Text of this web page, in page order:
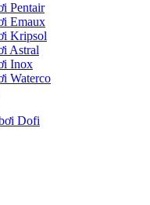
Pentair
Emaux
Kripsol
Astral
Inox
Waterco
Dofi